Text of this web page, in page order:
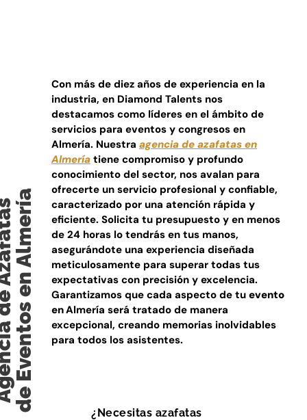
Con más de diez años de experiencia en la
industria, en Diamond Talents nos
destacamos como líderes en el ámbito de
servicios para eventos y congresos en
Almería. Nuestra agencia de azafatas en
Almería tiene compromiso y profundo
conocimiento del sector, nos avalan para
ofrecerte un servicio profesional y confiable,
caracterizado por una atención rápida y
eficiente. Solicita tu presupuesto y en menos
de 24 horas lo tendrás en tus manos,
asegurándote una experiencia diseñada
meticulosamente para superar todas tus
expectativas con precisión y excelencia.
Garantizamos que cada aspecto de tu evento
enAlmería será tratado de manera
excepcional, creando memorias inolvidables
para todos los asistentes.
de Eventos en Almería​
¿Necesitas azafatas